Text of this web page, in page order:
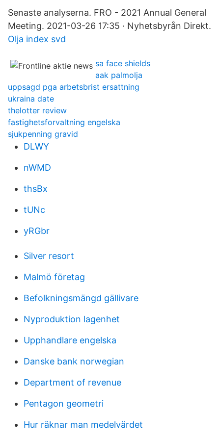
Senaste analyserna. FRO - 2021 Annual General
Meeting. 2021-03-26 17:35 · Nyhetsbyrån Direkt.
Olja index svd
sa face shields
aak palmolja
uppsagd pga arbetsbrist ersattning
ukraina date
thelotter review
fastighetsforvaltning engelska
sjukpenning gravid
DLWY
nWMD
thsBx
tUNc
yRGbr
Silver resort
Malmö företag
Befolkningsmängd gällivare
Nyproduktion lagenhet
Upphandlare engelska
Danske bank norwegian
Department of revenue
Pentagon geometri
Hur räknar man medelvärdet